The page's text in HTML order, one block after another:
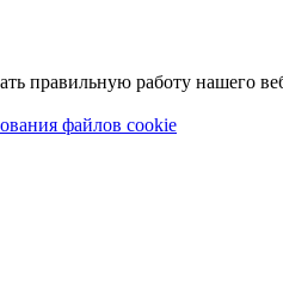
правильную работу нашего
файлов cookie